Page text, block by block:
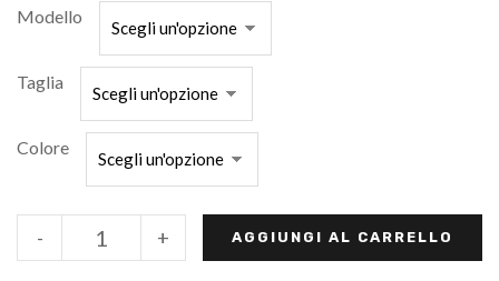
Modello
Taglia
Colore
+
- AGGIUNGI AL CARRELLO